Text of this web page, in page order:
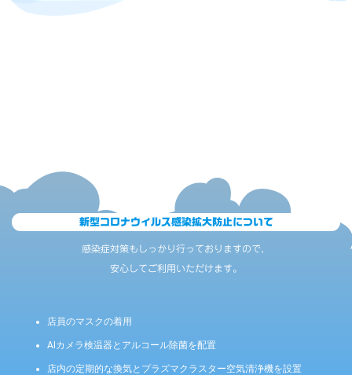
新型コロナウィルス感染拡大防止について
感染症対策もしっかり行っておりますので、
安心してご利用いただけます。
店員のマスクの着用
AIカメラ検温器とアルコール除菌を配置
店内の定期的な換気とプラズマクラスター空気清浄機を設置